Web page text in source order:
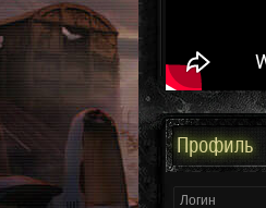
Профиль